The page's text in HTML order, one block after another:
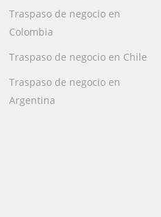
Traspaso de negocio en
Colombia
Traspaso de negocio en Chile
Traspaso de negocio en
Argentina